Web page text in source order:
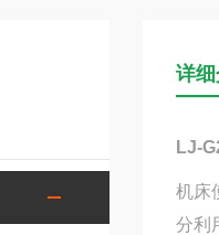
详
LJ-
机床
分利